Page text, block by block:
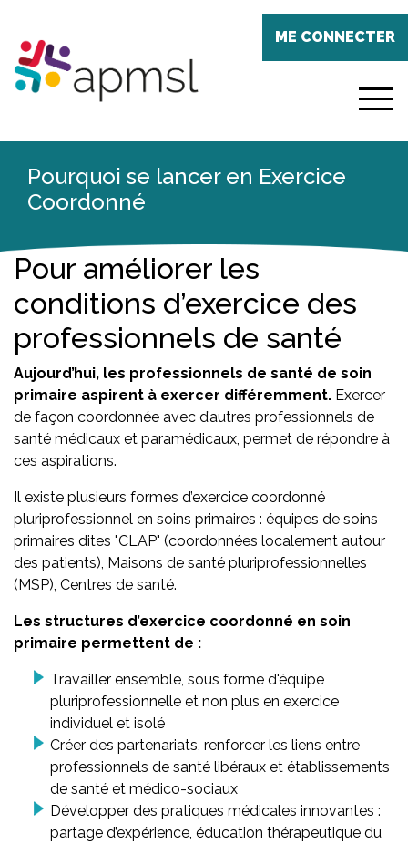
contenu
principal
ME CONNECTER
menu
Pourquoi se lancer en Exercice
Coordonné
Pour améliorer les
conditions d’exercice des
professionnels de santé
Aujourd’hui, les professionnels de santé de soin
primaire aspirent à exercer différemment. Exercer
de façon coordonnée avec d’autres professionnels de
santé médicaux et paramédicaux, permet de répondre à
ces aspirations.
Il existe plusieurs formes d’exercice coordonné
pluriprofessionnel en soins primaires : équipes de soins
primaires dites "CLAP" (coordonnées localement autour
des patients), Maisons de santé pluriprofessionnelles
(MSP), Centres de santé.
Les structures d’exercice coordonné en soin
primaire permettent de :
Travailler ensemble, sous forme d'équipe
pluriprofessionnelle et non plus en exercice
individuel et isolé
Créer des partenariats, renforcer les liens entre
professionnels de santé libéraux et établissements
de santé et médico-sociaux
Développer des pratiques médicales innovantes :
partage d’expérience, éducation thérapeutique du